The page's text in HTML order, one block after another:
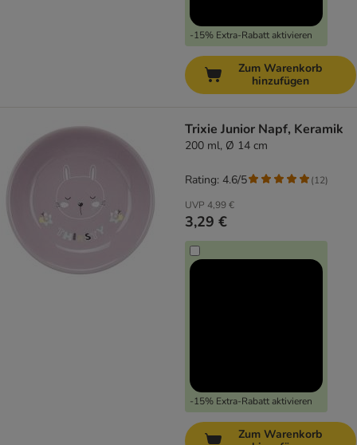
-15% Extra-Rabatt aktivieren
Zum Warenkorb
hinzufügen
Trixie Junior Napf, Keramik
200 ml, Ø 14 cm
UVP 4,99 €
3,29 €
-15% Extra-Rabatt aktivieren
Rating: 4.6/5 (12)
Zum Warenkorb